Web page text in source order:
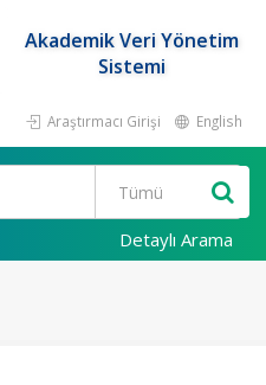
Akademik Veri Yönetim
Sistemi
Araştırmacı Girişi English
Detaylı Arama